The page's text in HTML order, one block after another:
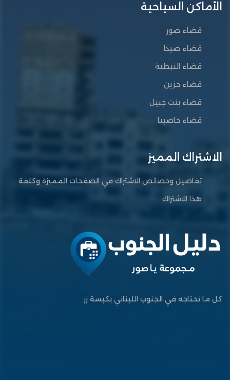
الأماكن السياحية
قضاء صور
قضاء صيدا
قضاء النبطية
قضاء جزين
قضاء بنت جبيل
قضاء حاصبيا
الاشتراك المميز
تفاصيل وخصائص الاشتراك في الصفحات المميزة وكلفة
هذا الاشتراك
كل ما تحتاجه في الجنوب اللبناني بكبسة زر